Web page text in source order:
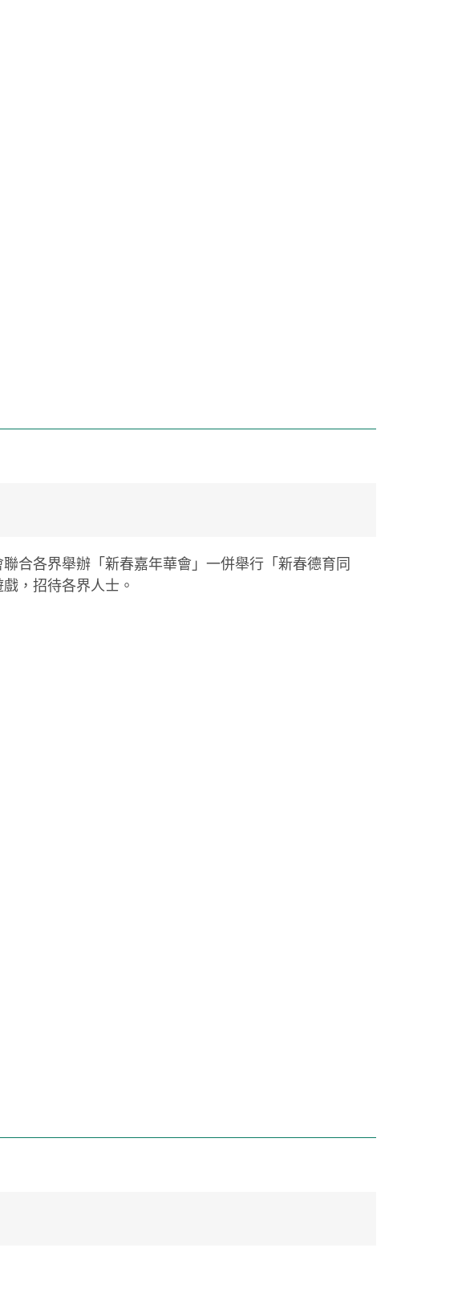
合各界舉辦「新春嘉年華會」一併舉行「新春德育同
，招待各界人士。